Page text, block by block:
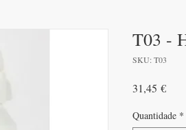
T03 -
SKU: T03
31,45 €Preço
Quantidade *